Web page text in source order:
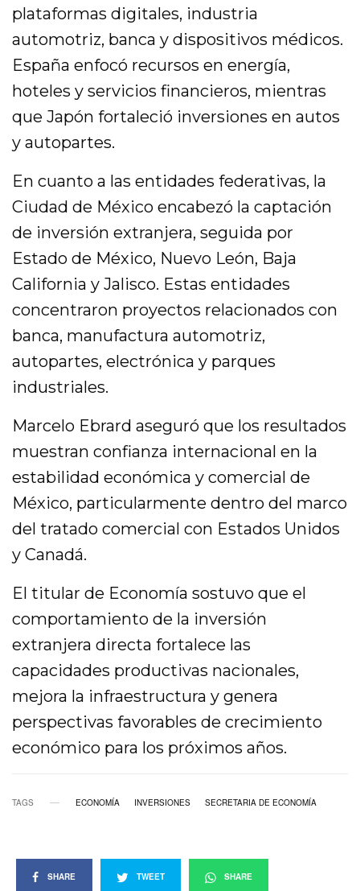
plataformas digitales, industria
automotriz, banca y dispositivos médicos.
España enfocó recursos en energía,
hoteles y servicios financieros, mientras
que Japón fortaleció inversiones en autos
y autopartes.
En cuanto a las entidades federativas, la
Ciudad de México encabezó la captación
de inversión extranjera, seguida por
Estado de México, Nuevo León, Baja
California y Jalisco. Estas entidades
concentraron proyectos relacionados con
banca, manufactura automotriz,
autopartes, electrónica y parques
industriales.
Marcelo Ebrard aseguró que los resultados
muestran confianza internacional en la
estabilidad económica y comercial de
México, particularmente dentro del marco
del tratado comercial con Estados Unidos
y Canadá.
El titular de Economía sostuvo que el
comportamiento de la inversión
extranjera directa fortalece las
capacidades productivas nacionales,
mejora la infraestructura y genera
perspectivas favorables de crecimiento
económico para los próximos años.
TAGS ECONOMÍA INVERSIONES SECRETARIA DE ECONOMÍA
SHARE TWEET SHARE